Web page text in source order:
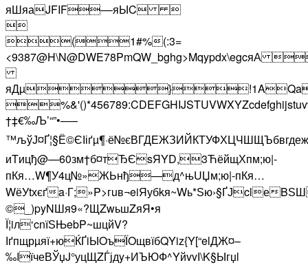
яШяаJFIF––яЫC 

(1#%(:3=
†‡€‰Љ’“”•–—
иTицђ@—60зм†б¤тЂЄsЯYD,3ЋёйщХпм­;ю|-
пКя…W¶У4ц№»ЖЬнђ—д^њUЏм­;ю|-пКя…
WёУtхєґa·Г;»P>гuв¬eiЯубkя~Wь*Ѕю›§ҐЈclе
©_)pyNШя9«?ЩZwьшZяЯ•я
Ї¦iл‘cnїЅЊebP~шцйV?
Іґпщрµяї+юЌҐiЫOъЇOщвїбQYiz{Y[“elДЖ¤–
‰IїчеВЎџJ°у­цЩZЃјдy+ИЪЮФ^YйvvІ\K§Ыгџl